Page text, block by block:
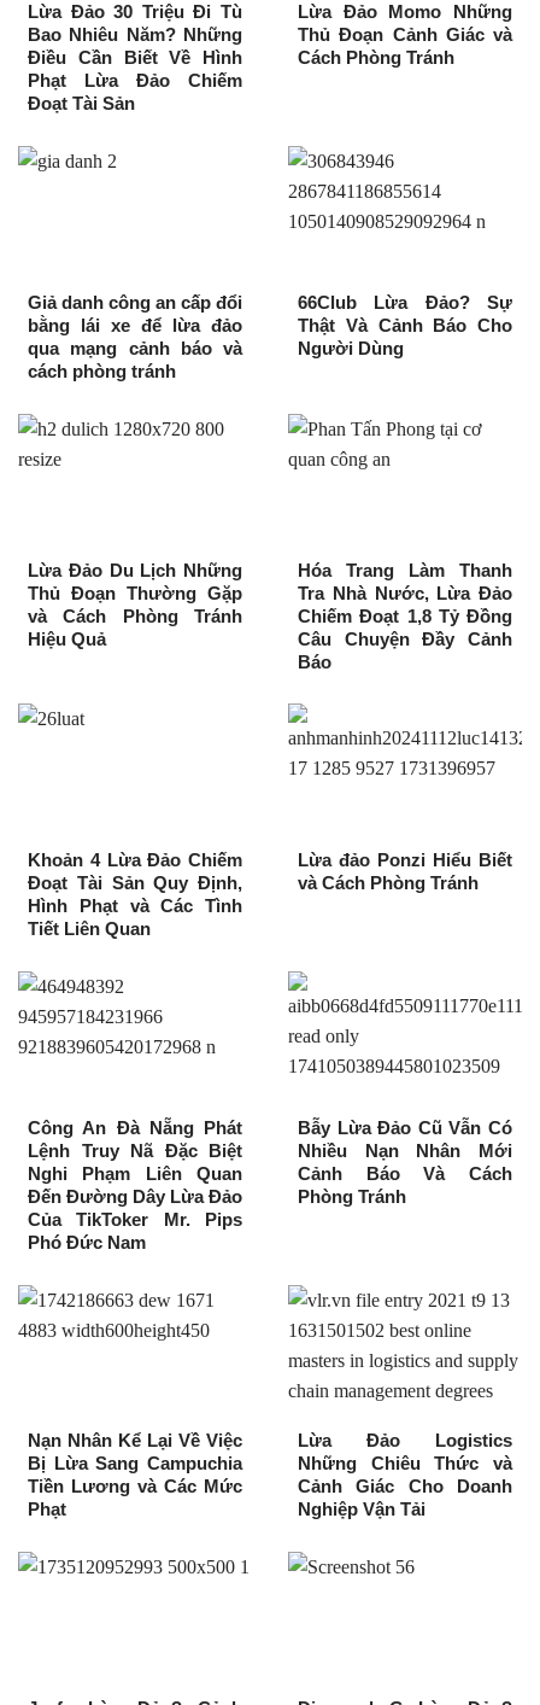
Lừa Đảo 30 Triệu Đi Tù
Bao Nhiêu Năm? Những
Điều Cần Biết Về Hình
Phạt Lừa Đảo Chiếm
Đoạt Tài Sản
Lừa Đảo Momo Những
Thủ Đoạn Cảnh Giác và
Cách Phòng Tránh
Giả danh công an cấp đổi
bằng lái xe để lừa đảo
qua mạng cảnh báo và
cách phòng tránh
66Club Lừa Đảo? Sự
Thật Và Cảnh Báo Cho
Người Dùng
Lừa Đảo Du Lịch Những
Thủ Đoạn Thường Gặp
và Cách Phòng Tránh
Hiệu Quả
Hóa Trang Làm Thanh
Tra Nhà Nước, Lừa Đảo
Chiếm Đoạt 1,8 Tỷ Đồng
Câu Chuyện Đầy Cảnh
Báo
Khoản 4 Lừa Đảo Chiếm
Đoạt Tài Sản Quy Định,
Hình Phạt và Các Tình
Tiết Liên Quan
Lừa đảo Ponzi Hiểu Biết
và Cách Phòng Tránh
Công An Đà Nẵng Phát
Lệnh Truy Nã Đặc Biệt
Nghi Phạm Liên Quan
Đến Đường Dây Lừa Đảo
Của TikToker Mr. Pips
Phó Đức Nam
Bẫy Lừa Đảo Cũ Vẫn Có
Nhiều Nạn Nhân Mới
Cảnh Báo Và Cách
Phòng Tránh
Nạn Nhân Kể Lại Về Việc
Bị Lừa Sang Campuchia
Tiền Lương và Các Mức
Phạt
Lừa Đảo Logistics
Những Chiêu Thức và
Cảnh Giác Cho Doanh
Nghiệp Vận Tải